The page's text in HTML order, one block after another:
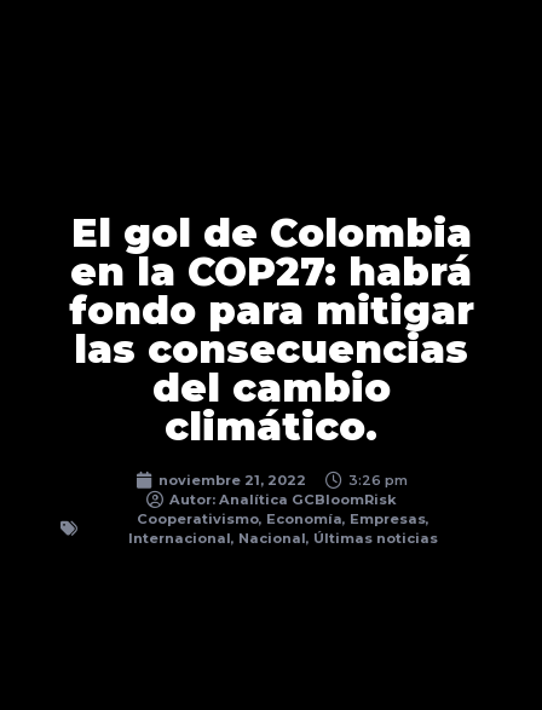
El gol de Colombia
en la COP27: habrá
fondo para mitigar
las consecuencias
del cambio
climático.
noviembre 21, 2022
3:26 pm
Autor:Analítica GCBloomRisk
Cooperativismo, Economía, Empresas,
Internacional, Nacional, Últimas noticias